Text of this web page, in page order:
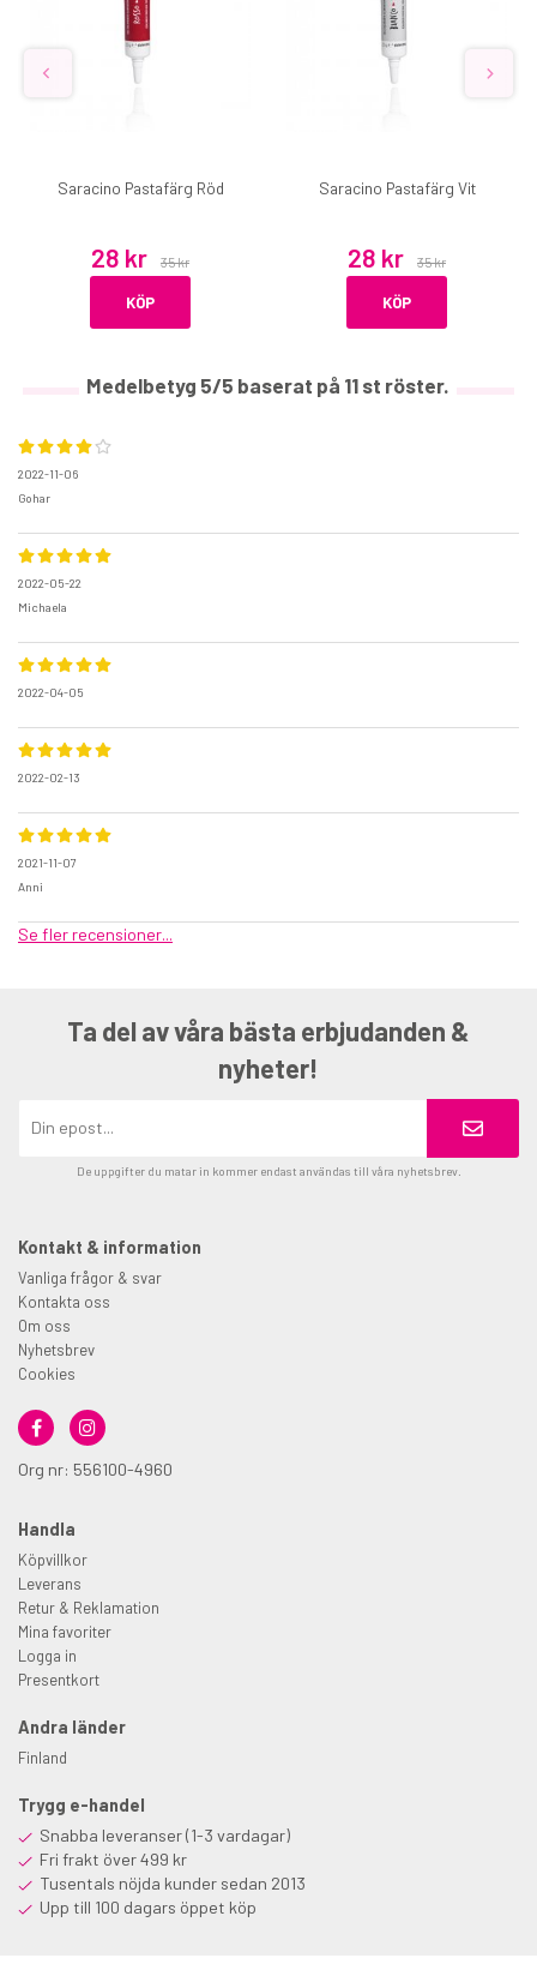
Saracino Pastafärg Röd
28 kr 35 kr
KÖP
Saracino Pastafärg Vit
28 kr 35 kr
KÖP
Medelbetyg 5/5 baserat på 11 st röster.
2022-11-06
Gohar
2022-05-22
Michaela
2022-04-05
2022-02-13
2021-11-07
Anni
Se fler recensioner...
Ta del av våra bästa erbjudanden &
nyheter!
De uppgifter du matar in kommer endast användas till våra nyhetsbrev.
Kontakt & information
Vanliga frågor & svar
Kontakta oss
Om oss
Nyhetsbrev
Cookies
Org nr: 556100-4960
Handla
Köpvillkor
Leverans
Retur & Reklamation
Mina favoriter
Logga in
Presentkort
Andra länder
Finland
Trygg e-handel
Snabba leveranser (1-3 vardagar)
Fri frakt över 499 kr
Tusentals nöjda kunder sedan 2013
Upp till 100 dagars öppet köp